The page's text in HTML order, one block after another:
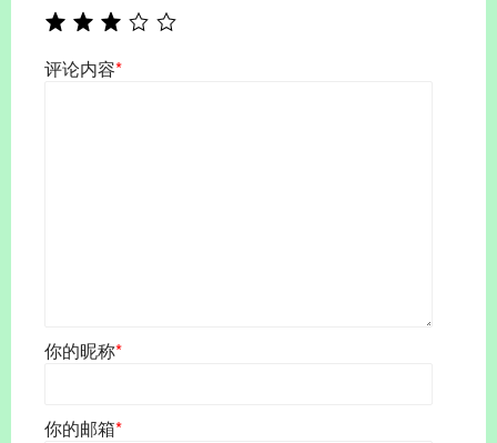
评论内容*
你的昵称*
你的邮箱*